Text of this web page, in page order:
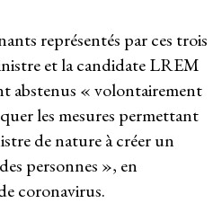
représentés par ces trois
et la candidate LREM
abstenus « volontairement
les mesures permettant
de nature à créer un
personnes », en
coronavirus.